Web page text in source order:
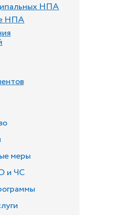
НПА
НПА
меры
и ЧС